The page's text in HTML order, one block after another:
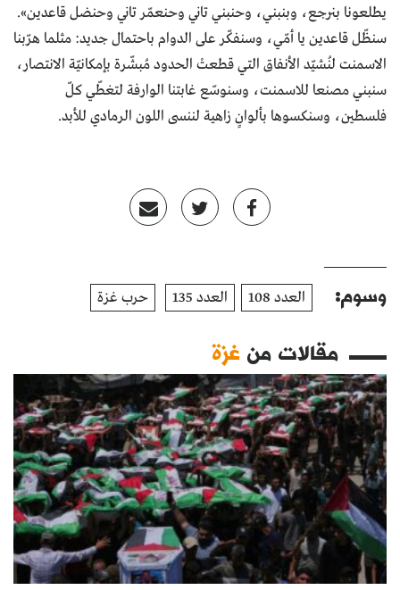
يطلعونا بنرجع، وبنبني، وحنبني تاني وحنعمّر تاني وحنضل قاعدين».
سنظّل قاعدين يا أمّي، وسنفكّر على الدوام باحتمال جديد: مثلما هرّبنا
الاسمنت لنُشيّد الأنفاق التي قطعتْ الحدود مُبشّرة بإمكانيّة الانتصار،
سنبني مصنعا للاسمنت، وسنوسّع غابتنا الوارفة لتغطّي كلّ
فلسطين، وسنكسوها بألوانٍ زاهية لننسى اللون الرمادي للأبد.
وسوم: العدد 108 العدد 135 حرب غزة
مقالات منغزة